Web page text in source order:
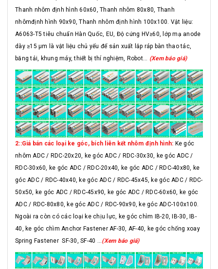
Thanh nhôm định hình 60x60, Thanh nhôm 80x80, Thanh
nhômđịnh hình 90x90, Thanh nhôm định hình 100x100. Vật liệu:
A6063-T5 tiêu chuẩn Hàn Quốc, EU, Độ cứng HV≥60, lớp mạ anode
dày ≥15 μm là vật liệu chủ yếu để sản xuất lắp ráp bàn thao tác,
băng tải, khung máy, thiết bị thí nghiệm, Robot... (Xem báo giá)
2::Giá bán các loại ke góc, bích liên kết nhôm định hình: Ke góc
nhôm ADC / RDC-20x20, ke góc ADC / RDC-30x30, ke góc ADC /
RDC-30x60, ke góc ADC / RDC-20x40, ke góc ADC / RDC-40x80, ke
góc ADC / RDC-40x40, ke góc ADC / RDC-45x45, ke góc ADC / RDC-
50x50, ke góc ADC / RDC-45x90, ke góc ADC / RDC-60x60, ke góc
ADC / RDC-80x80, ke góc ADC / RDC-90x90, ke góc ADC-100x100.
Ngoài ra còn có các loại ke chịu lực, ke góc chìm IB-20, IB-30, IB-
40, ke góc chìm Anchor Fastener AF-30, AF-40, ke góc chống xoay
Spring Fastener SF-30, SF-40 ...(Xem báo giá)